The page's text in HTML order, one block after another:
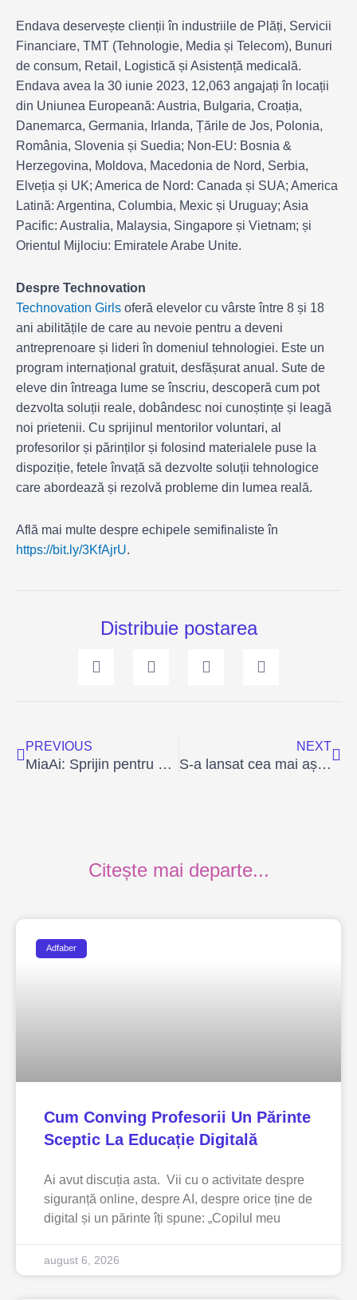
Endava deservește clienții în industriile de Plăți, Servicii
Financiare, TMT (Tehnologie, Media și Telecom), Bunuri
de consum, Retail, Logistică și Asistență medicală.
Endava avea la 30 iunie 2023, 12,063 angajați în locații
din Uniunea Europeană: Austria, Bulgaria, Croația,
Danemarca, Germania, Irlanda, Țările de Jos, Polonia,
România, Slovenia și Suedia; Non-EU: Bosnia &
Herzegovina, Moldova, Macedonia de Nord, Serbia,
Elveția și UK; America de Nord: Canada și SUA; America
Latină: Argentina, Columbia, Mexic și Uruguay; Asia
Pacific: Australia, Malaysia, Singapore și Vietnam; și
Orientul Mijlociu: Emiratele Arabe Unite.
Despre Technovation
Technovation Girls oferă elevelor cu vârste între 8 și 18
ani abilitățile de care au nevoie pentru a deveni
antreprenoare și lideri în domeniul tehnologiei. Este un
program internațional gratuit, desfășurat anual. Sute de
eleve din întreaga lume se înscriu, descoperă cum pot
dezvolta soluții reale, dobândesc noi cunoștințe și leagă
noi prietenii. Cu sprijinul mentorilor voluntari, al
profesorilor și părinților și folosind materialele puse la
dispoziție, fetele învață să dezvolte soluții tehnologice
care abordează și rezolvă probleme din lumea reală.
Află mai multe despre echipele semifinaliste în
https://bit.ly/3KfAjrU.
Distribuie postarea
PREVIOUS
MiaAi: Sprijin pentru educația elevilor din România.
NEXT
S-a lansat cea mai așteptată competiție Java: „Învață să Programezi cu Alice” 2024!
Citește mai departe...
Adfaber
Cum Conving Profesorii Un Părinte
Sceptic La Educație Digitală
Ai avut discuția asta. Vii cu o activitate despre
siguranță online, despre AI, despre orice ține de
digital și un părinte îți spune: „Copilul meu
august 6, 2026